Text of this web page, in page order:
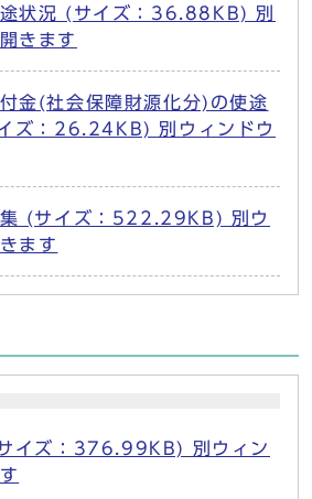
状況 (サイズ：36.88KB) 別
きます
金(社会保障財源化分)の使途
ズ：26.24KB) 別ウィンドウ
集 (サイズ：522.29KB) 別ウ
ます
イズ：376.99KB) 別ウィン